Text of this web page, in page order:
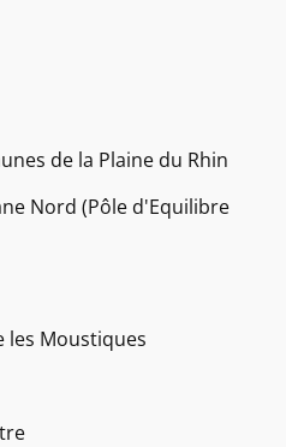
de la Plaine du Rhin
Nord (Pôle d'Equilibre
les Moustiques